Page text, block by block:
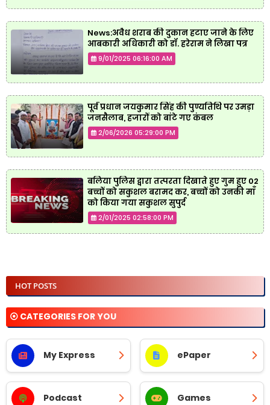
News:अवैध शराब की दुकान हटाए जाने के लिए
आबकारी अधिकारी को डॉ. हरेराम ने लिखा पत्र
9/01/2025 06:16:00 AM
पूर्व प्रधान जयकुमार सिंह की पुण्यतिथि पर उमड़ा
जनसैलाब, हजारों को बांटे गए कंबल
2/06/2026 05:29:00 PM
बलिया पुलिस द्वारा तत्परता दिखाते हुए गुम हुए 02
बच्चों को सकुशल बरामद कर, बच्चों को उनकी माँ
को किया गया सकुशल सुपुर्द
2/01/2025 02:58:00 PM
HOT POSTS
⦿ CATEGORIES FOR YOU
My Express ePaper
Podcast Games